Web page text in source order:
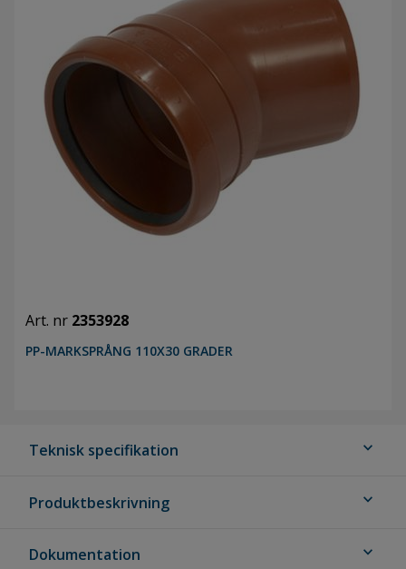
Art. nr 2353928
PP-MARKSPRÅNG 110X30 GRADER
Teknisk specifikation expand_more
Produktbeskrivning expand_more
Dokumentation expand_more